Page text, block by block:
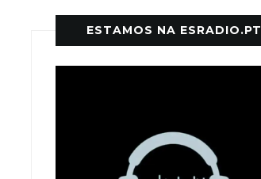
ESTAMOS NA ESRADIO.PT